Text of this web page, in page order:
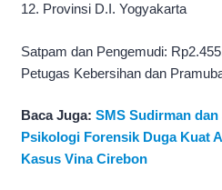
12. Provinsi D.I. Yogyakarta
Satpam dan Pengemudi:
Petugas Kebersihan dan
Baca Juga: SMS Sudirman
Psikologi Forensik Duga Kuat
Kasus Vina Cirebon